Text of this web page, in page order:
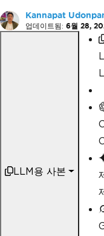
Kannapat
업데이트됨: 6월 28,
LLM용 사본